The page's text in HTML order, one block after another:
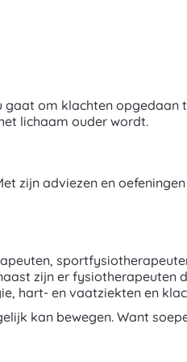
gaat om klachten opgedaan
lichaam ouder wordt.
zijn adviezen en
zijn er fysiotherapeuten
hart- en vaatziekten en
kan bewegen. Want